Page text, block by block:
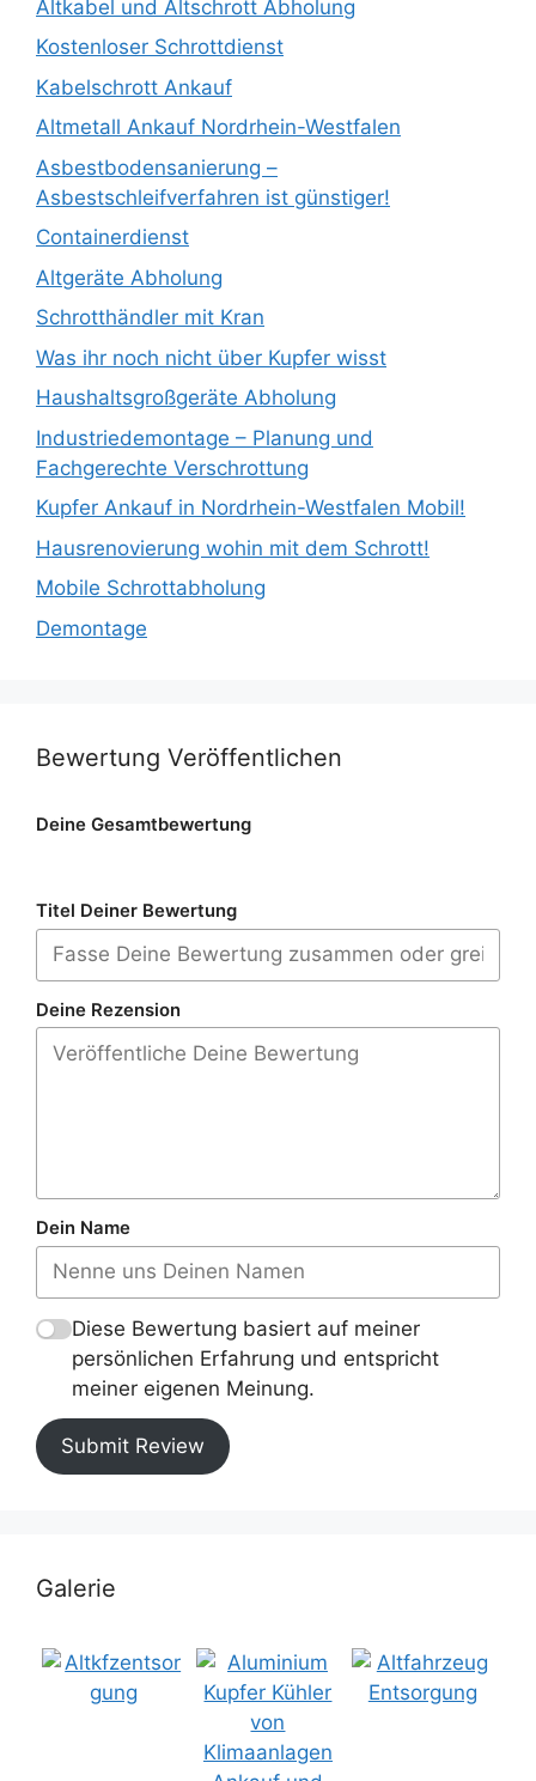
Altkabel und Altschrott Abholung
Kostenloser Schrottdienst
Kabelschrott Ankauf
Altmetall Ankauf Nordrhein-Westfalen
Asbestbodensanierung –
Asbestschleifverfahren ist günstiger!
Containerdienst
Altgeräte Abholung
Schrotthändler mit Kran
Was ihr noch nicht über Kupfer wisst
Haushaltsgroßgeräte Abholung
Industriedemontage – Planung und
Fachgerechte Verschrottung
Kupfer Ankauf in Nordrhein-Westfalen Mobil!
Hausrenovierung wohin mit dem Schrott!
Mobile Schrottabholung
Demontage
Bewertung Veröffentlichen
Deine Gesamtbewertung
Titel Deiner Bewertung
Deine Rezension
Dein Name
Diese Bewertung basiert auf meiner
persönlichen Erfahrung und entspricht
meiner eigenen Meinung.
Submit Review
Galerie